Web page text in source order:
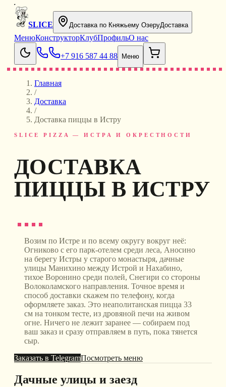
SLICE Доставка по Княжьему ОзеруДоставка
МенюКонструкторКлубПрофильО нас
+7 916 587 44 88 Меню
Главная
/
Доставка
/
Доставка пиццы в Истру
SLICE PIZZA — ИСТРА И ОКРЕСТНОСТИ
ДОСТАВКА
ПИЦЦЫ В ИСТРУ
Возим по Истре и по всему округу вокруг неё:
Огниково с его парк-отелем среди леса, Аносино
на берегу Истры у старого монастыря, дачные
улицы Манихино между Истрой и Нахабино,
тихое Воронино среди полей, Снегири со стороны
Волоколамского направления. Точное время и
способ доставки скажем по телефону, когда
оформляете заказ. Это неаполитанская пицца 33
см на тонком тесте, из дровяной печи на живом
огне. Ничего не лежит заранее — собираем под
ваш заказ и сразу отправляем в путь, пока тянется
сыр.
Заказать в TelegramПосмотреть меню
Дачные улицы и заезд